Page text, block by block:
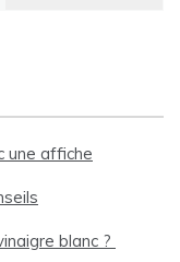
une affiche
blanc ?